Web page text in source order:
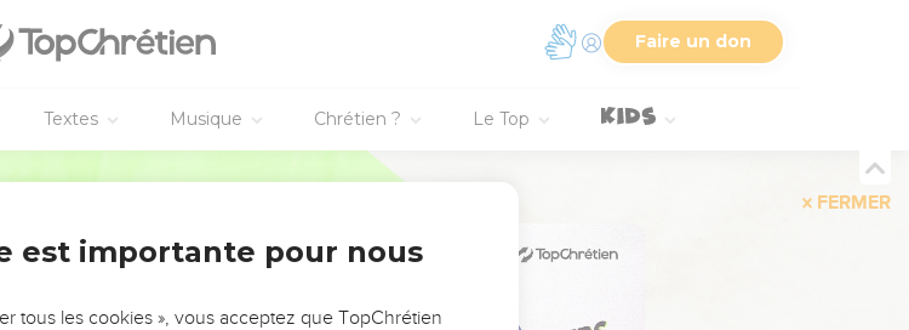
Faire un don
Textes Musique Chrétien ? Le Top
FERMER
!
est importante pour nous
tous les cookies », vous acceptez que TopChrétien